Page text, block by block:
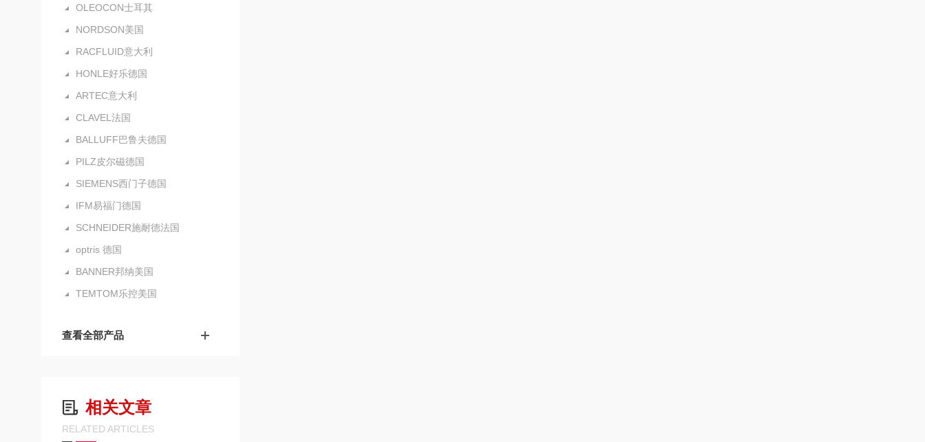
OLEOCON士耳其
NORDSON美国
RACFLUID意大利
HONLE好乐德国
ARTEC意大利
CLAVEL法国
BALLUFF巴鲁夫德国
PILZ皮尔磁德国
SIEMENS西门子德国
IFM易福门德国
SCHNEIDER施耐德法国
optris 德国
BANNER邦纳美国
TEMTOM乐控美国
查看全部产品
相关文章
RELATED ARTICLES